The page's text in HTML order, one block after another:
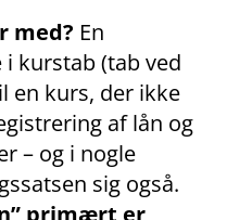
med? En
kurstab (tab ved
en kurs, der ikke
af lån og
– og i nogle
sig også.
primært er